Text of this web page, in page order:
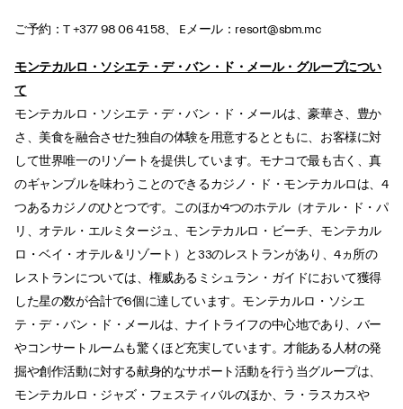
ご予約：T +377 98 06 41 58、 Eメール：resort@sbm.mc
モンテカルロ・ソシエテ・デ・バン・ド・メール・グループについ
て
モンテカルロ・ソシエテ・デ・バン・ド・メールは、豪華さ、豊か
さ、美食を融合させた独自の体験を用意するとともに、お客様に対
して世界唯一のリゾートを提供しています。モナコで最も古く、真
のギャンブルを味わうことのできるカジノ・ド・モンテカルロは、4
つあるカジノのひとつです。このほか4つのホテル（オテル・ド・パ
リ、オテル・エルミタージュ、モンテカルロ・ビーチ、モンテカル
ロ・ベイ・オテル＆リゾート）と33のレストランがあり、4ヵ所の
レストランについては、権威あるミシュラン・ガイドにおいて獲得
した星の数が合計で6個に達しています。モンテカルロ・ソシエ
テ・デ・バン・ド・メールは、ナイトライフの中心地であり、バー
やコンサートルームも驚くほど充実しています。才能ある人材の発
掘や創作活動に対する献身的なサポート活動を行う当グループは、
モンテカルロ・ジャズ・フェスティバルのほか、ラ・ラスカスや